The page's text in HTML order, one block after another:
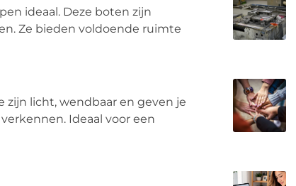
ideaal. Deze boten zijn
Ze bieden voldoende ruimte
zijn licht, wendbaar en geven je
Ideaal voor een